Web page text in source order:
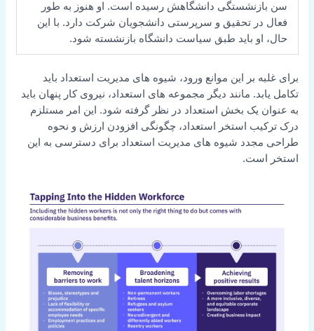
سن بازنشستگی دانشگاهش رسیده است. او هنوز به طور
فعال در تحقیق و سرپرستی دانشجویان شرکت دارد. با این
حال، او باید طبق سیاست دانشگاه بازنشسته شود.
برای غلبه بر این موانع ورود، شیوه های مدیریت استعداد باید
تکامل یابد. مانند دیگر مجموعه های استعداد، نیروی کار پنهان باید
به عنوان یک بخش استعداد در نظر گرفته شود. این امر مستلزم
درک ترکیب استخر استعداد، چگونگی افزودن ارزش و نحوه
طراحی مجدد شیوه های مدیریت استعداد برای دسترسی به این
استخر است.